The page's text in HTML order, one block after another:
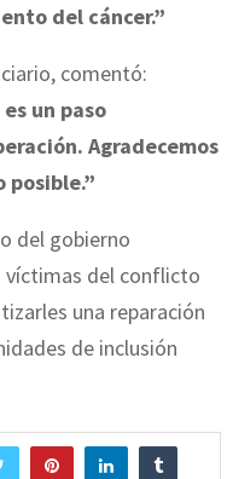
del cáncer.”
comentó:
un paso
Agradecemos
posible.”
del gobierno
víctimas del conflicto
una reparación
de inclusión